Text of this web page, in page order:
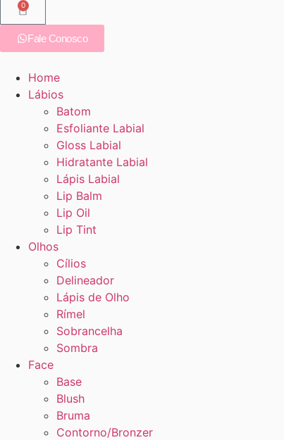
0
Fale Conosco
Home
Lábios
Batom
Esfoliante Labial
Gloss Labial
Hidratante Labial
Lápis Labial
Lip Balm
Lip Oil
Lip Tint
Olhos
Cílios
Delineador
Lápis de Olho
Rímel
Sobrancelha
Sombra
Face
Base
Blush
Bruma
Contorno/Bronzer